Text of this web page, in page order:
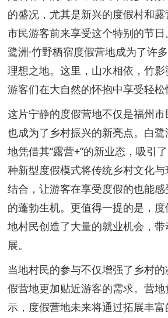
的盛况，尤其是新兴的度假村和
市民游客前来享受这个特别的节
鹭洲·竹野栖宿度假营地成为了许
理想之地。这里，山水相依，竹影
游客们在大自然的怀抱中享受轻松
这片宁静的度假营地不仅是福州市
也成为了乡村振兴的新亮点。白鹭
地凭借其“露营+”的新业态，吸引
种新型度假模式将传统乡村文化
结合，让游客在享受度假的也能
的蓬勃生机。更值得一提的是，
地村民创造了大量的就业机会，
展。
当地村民的参与不仅增强了乡村
假营地更加贴近游客的需求。营
示，度假营地未来将通过拓展丰富